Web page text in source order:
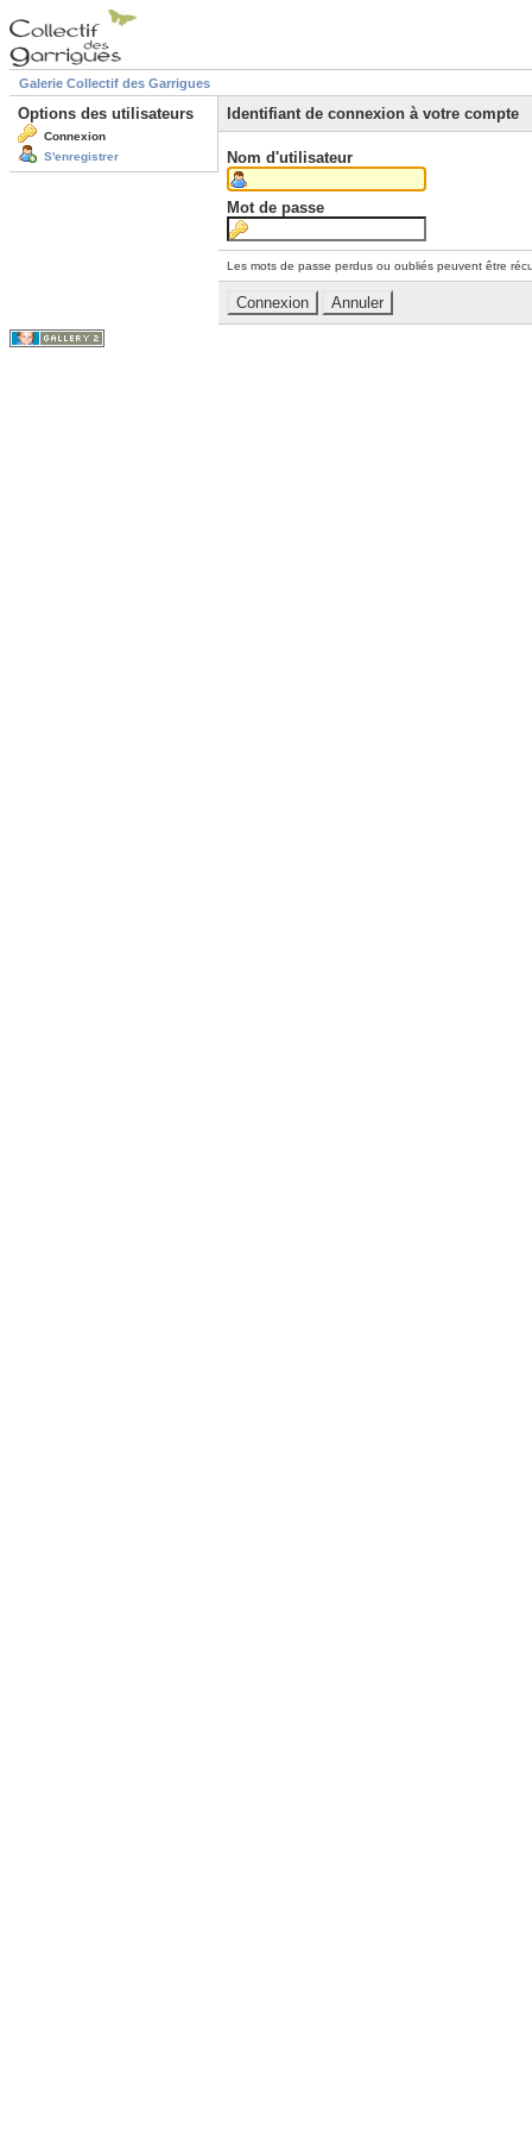
Galerie Collectif des Garrigues
Options des utilisateurs
Connexion
S'enregistrer
Identifiant de connexion à votre compte
Nom d'utilisateur
Mot de passe
Les mots de passe perdus ou oubliés peuvent être